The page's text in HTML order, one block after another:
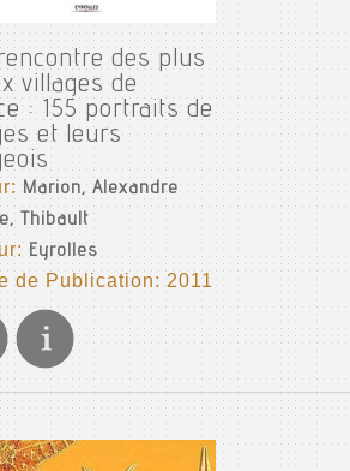
des plus
villages de
: 155 portraits de
et leurs
Marion, Alexandre
Thibault
Eyrolles
de Publication: 2011